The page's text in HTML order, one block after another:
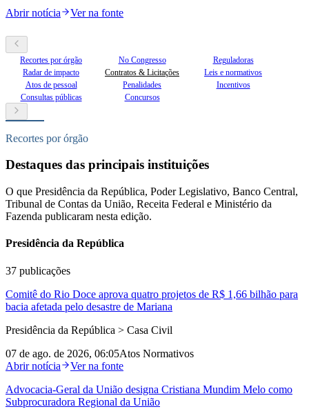
Abrir notícia
Ver na fonte
Recortes por órgão No Congresso
Reguladoras
Radar de impacto
Contratos & Licitações
Leis e normativos
Atos de pessoal
Penalidades
Incentivos
Consultas públicas
Concursos
Recortes por órgão
Destaques das principais instituições
O que Presidência da República, Poder Legislativo, Banco Central,
Tribunal de Contas da União, Receita Federal e Ministério da
Fazenda publicaram nesta edição.
Presidência da República
37 publicações
Comitê do Rio Doce aprova quatro projetos de R$ 1,66 bilhão para
bacia afetada pelo desastre de Mariana
Presidência da República > Casa Civil
07 de ago. de 2026, 06:05Atos Normativos
Abrir notícia
Ver na fonte
Advocacia‑Geral da União designa Cristiana Mundim Melo como
Subprocuradora Regional da União